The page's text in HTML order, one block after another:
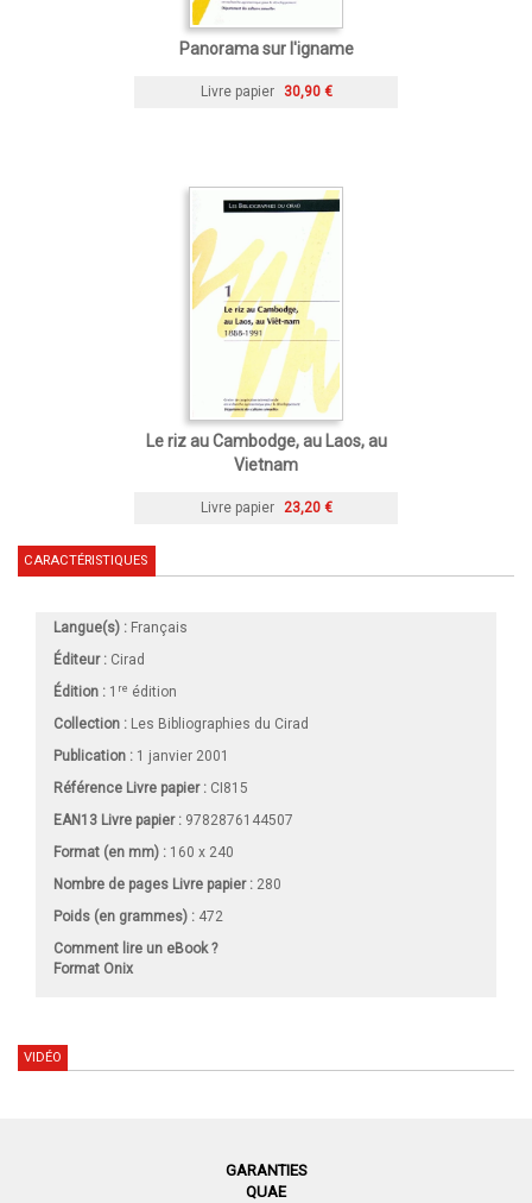
Panorama sur l'igname
Livre papier 30,90 €
Le riz au Cambodge, au Laos, au
Vietnam
Livre papier 23,20 €
CARACTÉRISTIQUES
Langue(s) : Français
Éditeur : Cirad
Édition : 1 re édition
Collection : Les Bibliographies du Cirad
Publication : 1 janvier 2001
Référence Livre papier : CI815
EAN13 Livre papier : 9782876144507
Format (en mm) : 160 x 240
Nombre de pages Livre papier: 280
Poids (en grammes) : 472
Comment lire un eBook ?
Format Onix
VIDÉO
GARANTIES
QUAE